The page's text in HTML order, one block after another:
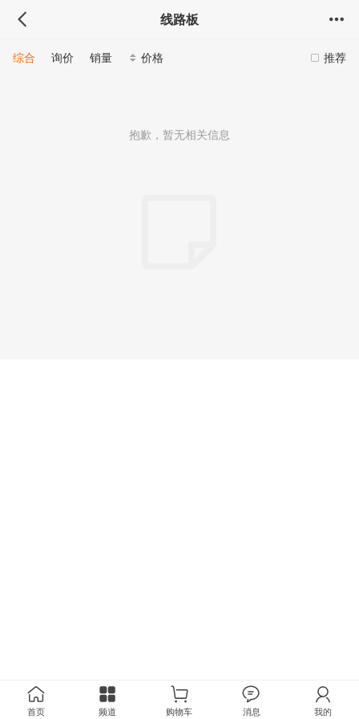
线路板
推荐
综合 询价 销量 价格
抱歉，暂无相关信息
首页 频道 购物车 消息 我的